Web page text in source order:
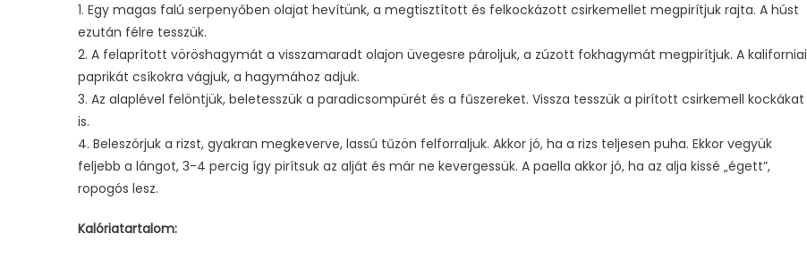
1. Egy magas falú serpenyőben olajat hevítünk, a megtisztított és felkockázott csirkemellet megpirítjuk rajta. A húst
ezután félre tesszük.
2. A felaprított vöröshagymát a visszamaradt olajon üvegesre pároljuk, a zúzott fokhagymát megpirítjuk. A kaliforniai
paprikát csíkokra vágjuk, a hagymához adjuk.
3. Az alaplével felöntjük, beletesszük a paradicsompürét és a fűszereket. Vissza tesszük a pirított csirkemell kockákat
is.
4. Beleszórjuk a rizst, gyakran megkeverve, lassú tűzön felforraljuk. Akkor jó, ha a rizs teljesen puha. Ekkor vegyük
feljebb a lángot, 3-4 percig így pirítsuk az alját és már ne kevergessük. A paella akkor jó, ha az alja kissé „égett”,
ropogós lesz.
Kalóriatartalom: